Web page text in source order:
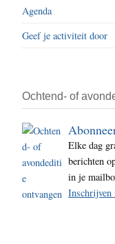
i
t
e
Agenda
Geef je activiteit door
Ochtend- of
Elke dag
berichten
in je
Inschrijven